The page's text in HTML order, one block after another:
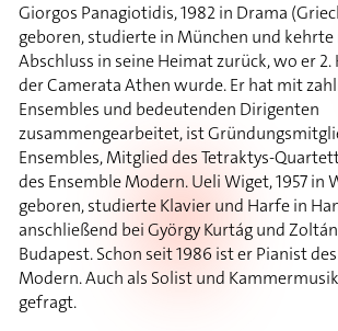
Giorgos Panagiotidis, 1982 in Drama
geboren, studierte in München und kehrte
Abschluss in seine Heimat zurück, wo er
der Camerata Athen wurde. Er hat mit
Ensembles und bedeutenden Dirigenten
zusammengearbeitet, ist
Ensembles, Mitglied des Tetraktys-
des Ensemble Modern. Ueli Wiget, 1957
geboren, studierte Klavier und Harfe in
anschließend bei György Kurtág und
Budapest. Schon seit 1986 ist er Pianist
Modern. Auch als Solist und
gefragt.